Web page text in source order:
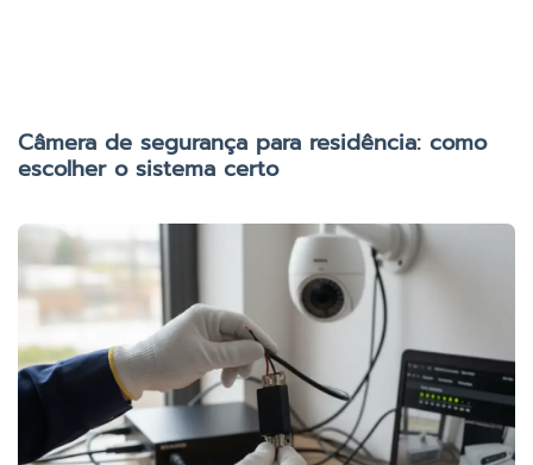
Câmera de segurança para residência: como
escolher o sistema certo